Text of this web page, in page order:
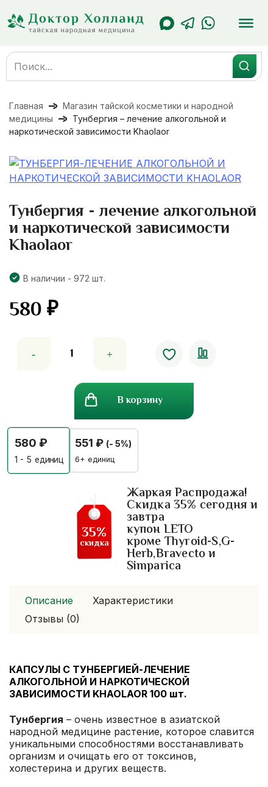
содержанию
Search
for:
Главная
Магазин тайской косметики и народной
медицины
Тунбергия – лечение алкогольной и
наркотической зависимости Khaolaor
Тунбергия - лечение алкогольной
и наркотической зависимости
Khaolaor
В наличии - 972 шт.
580₽
товара
алкогольной
и
наркотической
зависимости
Khaolaor
В корзину
580₽
1 - 5 единиц
551 ₽ (- 5%)
6+ единиц
Жаркая Распродажа!
Скидка 35% сегодня и
завтра
купон LETO
кроме Thyroid-S,G-
Herb,Bravecto и
Simparica
35%
скидка
Описание
Характеристики
Отзывы (0)
КАПСУЛЫ С ТУНБЕРГИЕЙ-ЛЕЧЕНИЕ
АЛКОГОЛЬНОЙ И НАРКОТИЧЕСКОЙ
ЗАВИСИМОСТИ KHAOLAOR 100 шт.
Тунбергия – очень известное в азиатской
народной медицине растение, которое славится
уникальными способностями восстанавливать
организм и очищать его от токсинов,
холестерина и других веществ.